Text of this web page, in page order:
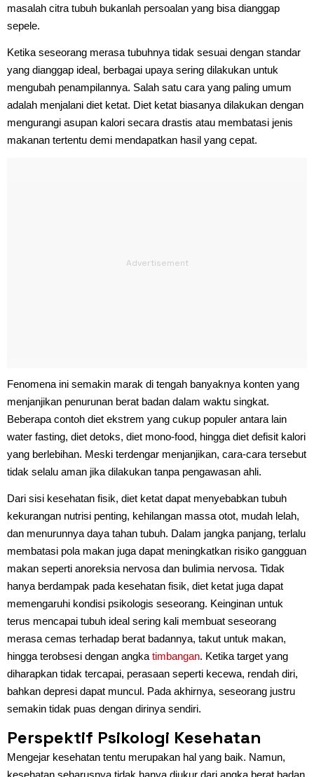
masalah citra tubuh bukanlah persoalan yang bisa dianggap
sepele.
Ketika seseorang merasa tubuhnya tidak sesuai dengan standar
yang dianggap ideal, berbagai upaya sering dilakukan untuk
mengubah penampilannya. Salah satu cara yang paling umum
adalah menjalani diet ketat. Diet ketat biasanya dilakukan dengan
mengurangi asupan kalori secara drastis atau membatasi jenis
makanan tertentu demi mendapatkan hasil yang cepat.
Fenomena ini semakin marak di tengah banyaknya konten yang
menjanjikan penurunan berat badan dalam waktu singkat.
Beberapa contoh diet ekstrem yang cukup populer antara lain
water fasting, diet detoks, diet mono-food, hingga diet defisit kalori
yang berlebihan. Meski terdengar menjanjikan, cara-cara tersebut
tidak selalu aman jika dilakukan tanpa pengawasan ahli.
Dari sisi kesehatan fisik, diet ketat dapat menyebabkan tubuh
kekurangan nutrisi penting, kehilangan massa otot, mudah lelah,
dan menurunnya daya tahan tubuh. Dalam jangka panjang, terlalu
membatasi pola makan juga dapat meningkatkan risiko gangguan
makan seperti anoreksia nervosa dan bulimia nervosa. Tidak
hanya berdampak pada kesehatan fisik, diet ketat juga dapat
memengaruhi kondisi psikologis seseorang. Keinginan untuk
terus mencapai tubuh ideal sering kali membuat seseorang
merasa cemas terhadap berat badannya, takut untuk makan,
hingga terobsesi dengan angka timbangan. Ketika target yang
diharapkan tidak tercapai, perasaan seperti kecewa, rendah diri,
bahkan depresi dapat muncul. Pada akhirnya, seseorang justru
semakin tidak puas dengan dirinya sendiri.
Perspektif Psikologi Kesehatan
Mengejar kesehatan tentu merupakan hal yang baik. Namun,
kesehatan seharusnya tidak hanya diukur dari angka berat badan